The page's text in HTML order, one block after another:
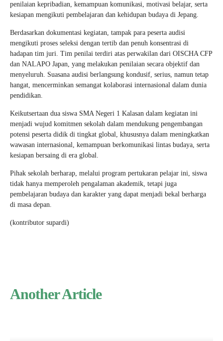
penilaian kepribadian, kemampuan komunikasi, motivasi belajar, serta
kesiapan mengikuti pembelajaran dan kehidupan budaya di Jepang.
Berdasarkan dokumentasi kegiatan, tampak para peserta audisi
mengikuti proses seleksi dengan tertib dan penuh konsentrasi di
hadapan tim juri. Tim penilai terdiri atas perwakilan dari OISCHA CFP
dan NALAPO Japan, yang melakukan penilaian secara objektif dan
menyeluruh. Suasana audisi berlangsung kondusif, serius, namun tetap
hangat, mencerminkan semangat kolaborasi internasional dalam dunia
pendidikan.
Keikutsertaan dua siswa SMA Negeri 1 Kalasan dalam kegiatan ini
menjadi wujud komitmen sekolah dalam mendukung pengembangan
potensi peserta didik di tingkat global, khususnya dalam meningkatkan
wawasan internasional, kemampuan berkomunikasi lintas budaya, serta
kesiapan bersaing di era global.
Pihak sekolah berharap, melalui program pertukaran pelajar ini, siswa
tidak hanya memperoleh pengalaman akademik, tetapi juga
pembelajaran budaya dan karakter yang dapat menjadi bekal berharga
di masa depan.
(kontributor supardi)
Another Article